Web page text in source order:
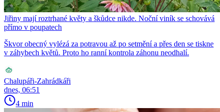
Jiřiny mají roztrhané květy a škůdce nikde. Noční viník se schovává
přímo v poupatech
Škvor obecný vylézá za potravou až po setmění a přes den se tiskne
v záhybech květů. Proto ho ranní kontrola záhonu neodhalí.
Chalupáři-Zahrádkáři
dnes, 06:51
4 min